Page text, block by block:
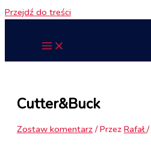
Przejdź do treści
Cutter&Buck
Zostaw komentarz / Przez Rafał/